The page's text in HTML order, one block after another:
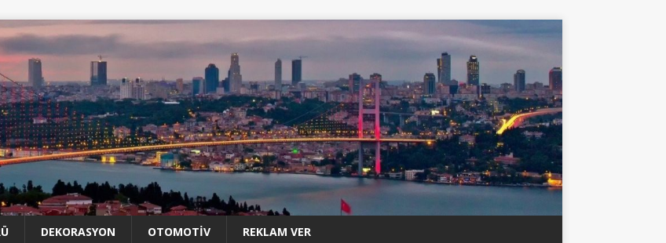
DEKORASYON OTOMOTIV REKLAM VER